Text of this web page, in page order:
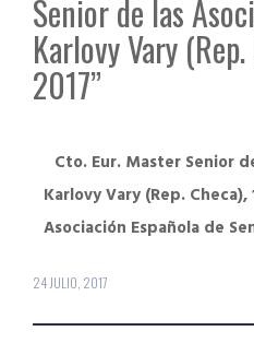
Senior de las
Karlovy Vary
2017”
Cto. Eur. Master Senior
Karlovy Vary (Rep. Checa),
Asociación Española de
24 JULIO, 2017